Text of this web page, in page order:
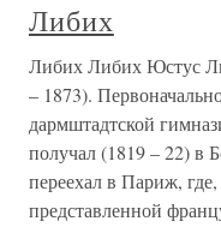
Либих
Либих Либих Юстус
– 1873).
дармштадтской
получал (1819 – 22) в
переехал в Париж,
представленной